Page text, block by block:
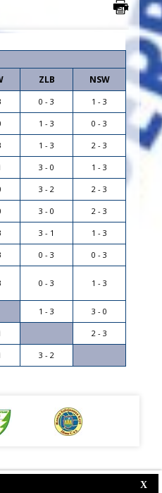
X
ZLB NSW
0 - 3 1 - 3
1 - 3 0 - 3
1 - 3 2 - 3
3 - 0 1 - 3
3 - 2 2 - 3
3 - 0 2 - 3
3 - 1 1 - 3
0 - 3 0 - 3
0 - 3 1 - 3
1 - 3 3 - 0
2 - 3
3 - 2